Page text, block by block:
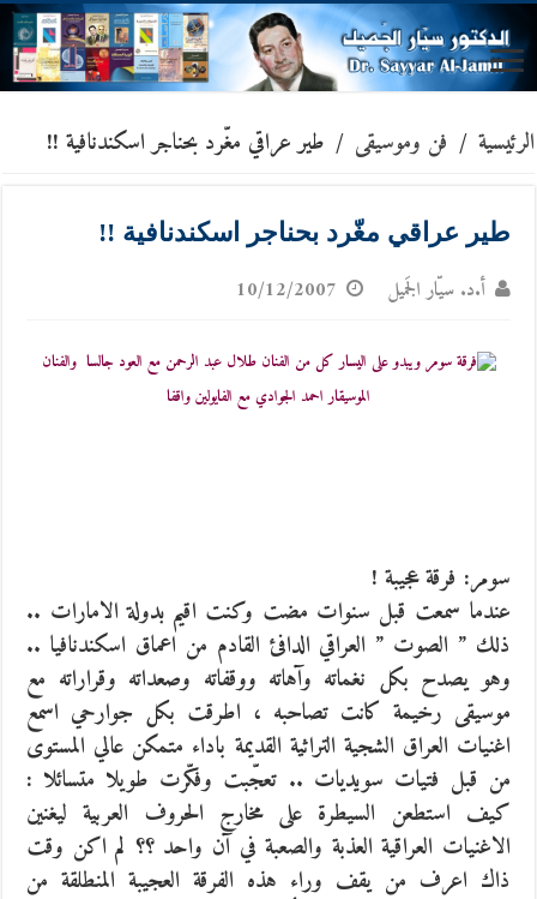
الرئيسية / فن وموسيقى / طير عراقي مغّرد بحناجر اسكندنافية !!
طير عراقي مغّرد بحناجر اسكندنافية !!
أ.د. سيّار الجَميل 10/12/2007
فرقة سومر ويبدو على اليسار كل من الفنان طلال عبد الرحمن مع العود جالسا والفنان
الموسيقار احمد الجوادي مع الفايولين واقفا
سومر: فرقة عجيبة !
عندما سمعت قبل سنوات مضت وكنت اقيم بدولة الامارات ..
ذلك ” الصوت ” العراقي الدافئ القادم من اعماق اسكندنافيا ..
وهو يصدح بكل نغماته وآهاته ووقفاته وصعداته وقراراته مع
موسيقى رخيمة كانت تصاحبه ، اطرقت بكل جوارحي اسمع
اغنيات العراق الشجية التراثية القديمة باداء متمكن عالي المستوى
من قبل فتيات سويديات .. تعجّبت وفكّرت طويلا متسائلا :
كيف استطعن السيطرة على مخارج الحروف العربية ليغنين
الاغنيات العراقية العذبة والصعبة في آن واحد ؟؟ لم اكن وقت
ذاك اعرف من يقف وراء هذه الفرقة العجيبة المنطلقة من